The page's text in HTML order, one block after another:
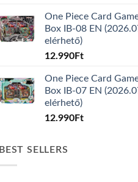
One Piece Card
Box IB-08 EN
elérhető)
12.990Ft
One Piece Card
Box IB-07 EN
elérhető)
12.990Ft
BEST SELLERS